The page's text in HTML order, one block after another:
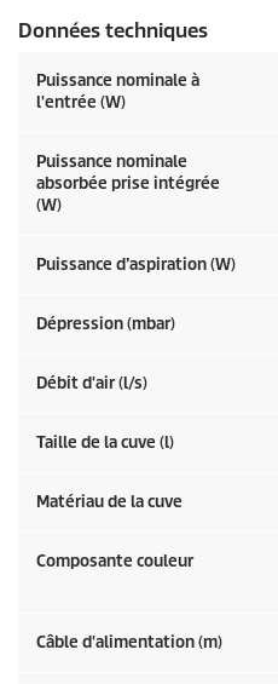
Données techniques
Puissance nominale à
l'entrée (W)
Puissance nominale
absorbée prise intégrée
(W)
Puissance d’aspiration (W)
Dépression (mbar)
Débit d'air (l/s)
Taille de la cuve (l)
Matériau de la cuve
Composante couleur
Câble d'alimentation (m)